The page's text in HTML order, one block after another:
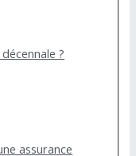
?
assurance